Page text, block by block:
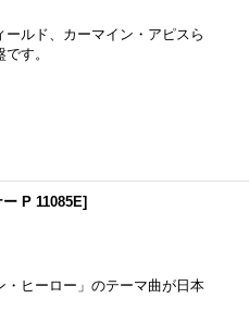
ルド、カーマイン・アピスら
す。
P 11085E]
ヒーロー」のテーマ曲が日本